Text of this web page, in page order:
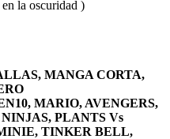
la oscuridad )
MANGA CORTA,
MARIO, AVENGERS,
PLANTS Vs
TINKER BELL,